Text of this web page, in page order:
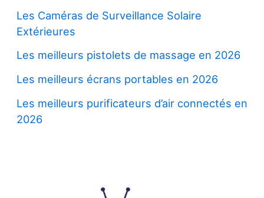
Les Caméras de Surveillance Solaire
Extérieures
Les meilleurs pistolets de massage en 2026
Les meilleurs écrans portables en 2026
Les meilleurs purificateurs d’air connectés en
2026